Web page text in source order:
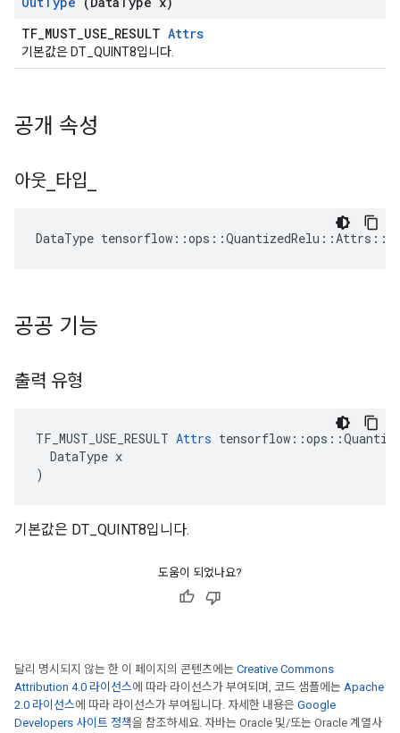
TF_MUST_USE_RESULT Attrs
기본값은 DT_QUINT8입니다.
공개 속성
아웃 타입
DataType tensorflow ::ops ::QuantizedRelu ::Attrs ::
공공 기능
출력 유형
TF_MUST_USE_RESULT Attrs
  DataType x
)
기본값은 DT_QUINT8입니다.
도움이 되었나요?
달리 명시되지 않는 한 이 페이지의 콘텐츠에는 Creative Commons
Attribution 4.0 라이선스에 따라 라이선스가 부여되며, 코드 샘플에는 Apache
2.0 라이선스에 따라 라이선스가 부여됩니다. 자세한 내용은 Google
Developers 사이트 정책을 참조하세요. 자바는 Oracle 및/또는 Oracle 계열사